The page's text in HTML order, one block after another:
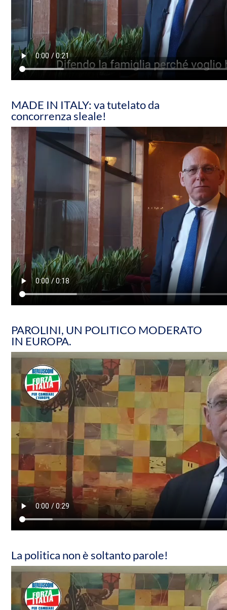
MADE IN ITALY: va tutelato da
concorrenza sleale!
PAROLINI, UN POLITICO MODERATO
IN EUROPA.
La politica non è soltanto parole!